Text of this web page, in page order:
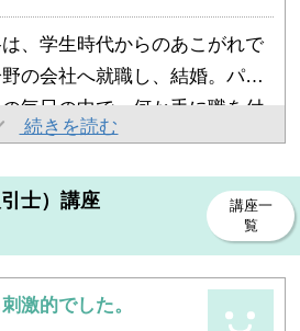
け？」とページをめくりなが
す（笑）。
んどが主婦でもありインテリ
お仕事もバリバリされている
受けました。
、学生時代からのあこがれで
の会社へ就職し、結婚。パー
毎日の中で、何か手に職を付
り、半分諦めかけていたICに
たのですが、たまたまHPで見
わせしてみたところ、住宅デ
のってくれて。
見て某メーカーのリフォーム
ォームを相談されたのです
ると対面式にしたいので現在
に無理なことが発覚。IC講座
があり、部屋の入替えがあっ
したところ、現在和室と洋室
。カラー実習、パース実習、
が、中でも一番印象に残って
せることすら出来ませんでし
続きを読む
士）講座
講座一
覧
激的でした。